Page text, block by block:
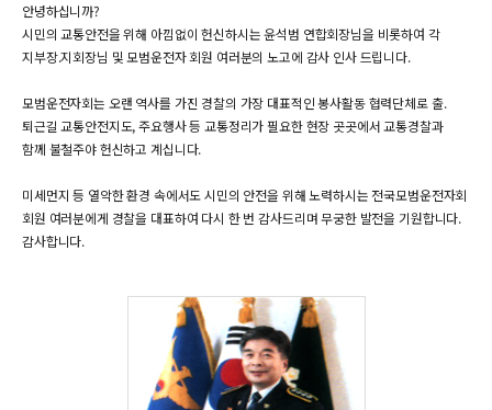
안녕하십니까?
시민의 교통안전을 위해 아낌없이 헌신하시는 윤석범 연합회장님을 비롯하여 각
지부장.지회장님 및 모범운전자 회원 여러분의 노고에 감사 인사 드립니다.
모범운전자회는 오랜 역사를 가진 경찰의 가장 대표적인 봉사활동 협력단체로 출.
퇴근길 교통안전지도, 주요행사 등 교통정리가 필요한 현장 곳곳에서 교통경찰과
함께 불철주야 헌신하고 계십니다.
미세먼지 등 열악한 환경 속에서도 시민의 안전을 위해 노력하시는 전국모범운전자회
회원 여러분에게 경찰을 대표하여 다시 한 번 감사드리며 무궁한 발전을 기원합니다.
감사합니다.